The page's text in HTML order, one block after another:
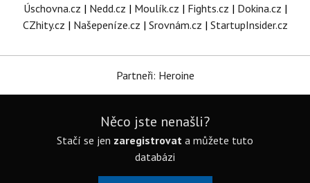
Úschovna.cz | Nedd.cz | Moulík.cz | Fights.cz | Dokina.cz |
CZhity.cz | Našepeníze.cz | Srovnám.cz | StartupInsider.cz
Partneři: Heroine
Něco jste nenašli?
Stačí se jen zaregistrovat a můžete tuto
databázi